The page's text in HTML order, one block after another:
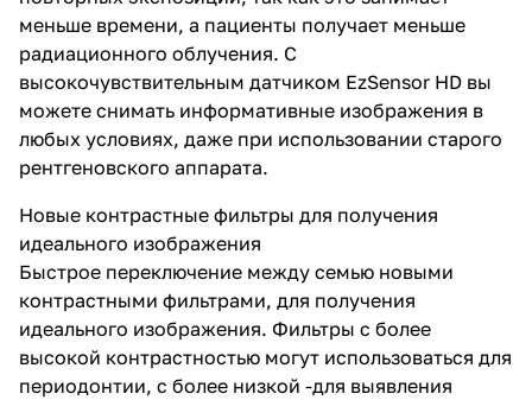
меньше времени, а пациенты получает меньше
радиационного облучения. С
высокочувствительным датчиком EzSensor HD вы
можете снимать информативные изображения в
любых условиях, даже при использовании старого
рентгеновского аппарата.
Новые контрастные фильтры для получения
идеального изображения
Быстрое переключение между семью новыми
контрастными фильтрами, для получения
идеального изображения. Фильтры с более
высокой контрастностью могут использоваться для
периодонтии, с более низкой -для выявления